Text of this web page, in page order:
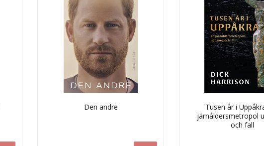
Den andre
Tusen år i
järnåldersmetropol
och fall